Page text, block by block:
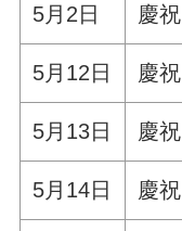
5月2日 慶祝
5月12日 慶祝
5月13日 慶祝
5月14日 慶祝